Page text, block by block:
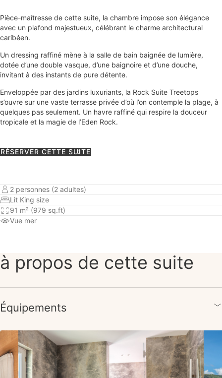
Pièce-maîtresse de cette suite, la chambre impose son élégance
avec un plafond majestueux, célébrant le charme architectural
caribéen.
Un dressing raffiné mène à la salle de bain baignée de lumière,
dotée d’une double vasque, d’une baignoire et d’une douche,
invitant à des instants de pure détente.
Enveloppée par des jardins luxuriants, la Rock Suite Treetops
s’ouvre sur une vaste terrasse privée d’où l’on contemple la plage, à
quelques pas seulement. Un havre raffiné qui respire la douceur
tropicale et la magie de l’Eden Rock.
RÉSERVER CETTE SUITE
2 personnes (2 adultes)
Lit King size
91 m² (979 sq.ft)
Vue mer
à propos de cette suite
Équipements